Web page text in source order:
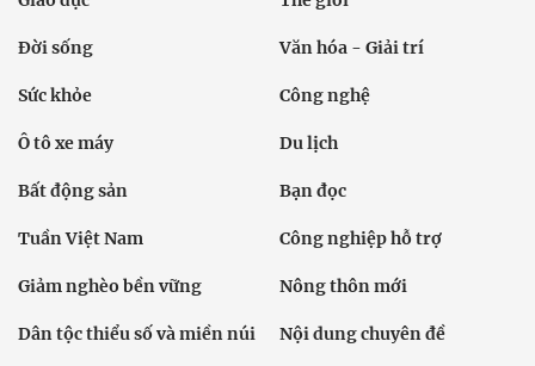
Đời sống Văn hóa - Giải trí
Sức khỏe Công nghệ
Ô tô xe máy Du lịch
Bất động sản Bạn đọc
Tuần Việt Nam Công nghiệp hỗ trợ
Giảm nghèo bền vững Nông thôn mới
Dân tộc thiểu số và miền núi Nội dung chuyên đề